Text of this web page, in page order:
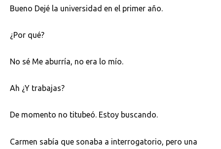
Bueno Dejé la universidad en el primer año.
¿Por qué?
No sé Me aburría, no era lo mío.
Ah ¿Y trabajas?
De momento no titubeó. Estoy buscando.
Carmen sabía que sonaba a interrogatorio, pero una